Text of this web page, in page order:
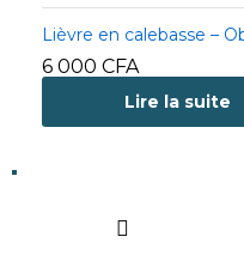
Lièvre en calebasse –
6 000 CFA
Lire la suite